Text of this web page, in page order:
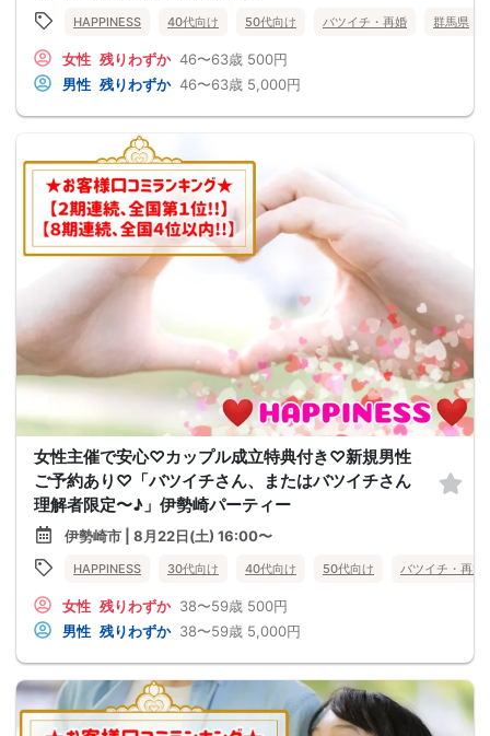
HAPPINESS 40代向け 50代向け バツイチ・再婚 群馬県
女性 残りわずか 46〜63歳 500円
男性 残りわずか 46〜63歳 5,000円
女性主催で安心♡カップル成立特典付き♡新規男性
ご予約あり♡「バツイチさん、またはバツイチさん
理解者限定〜♪」伊勢崎パーティー
伊勢崎市 | 8月22日(土) 16:00〜
HAPPINESS 30代向け 40代向け 50代向け バツイチ・再婚
女性 残りわずか 38〜59歳 500円
男性 残りわずか 38〜59歳 5,000円